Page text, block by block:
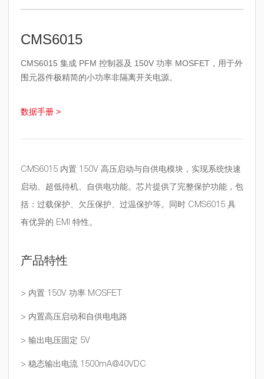
CMS6015
CMS6015 集成 PFM 控制器及 150V 功率 MOSFET，用于外
围元器件极精简的小功率非隔离开关电源。
数据手册 >
CMS6015 内置 150V 高压启动与自供电模块，实现系统快速
启动、超低待机、自供电功能。芯片提供了完整保护功能，包
括：过载保护、欠压保护、过温保护等。同时 CMS6015 具
有优异的 EMI 特性。
产品特性
> 内置 150V 功率 MOSFET
> 内置高压启动和自供电电路
> 输出电压固定 5V
> 稳态输出电流 1500mA@40VDC